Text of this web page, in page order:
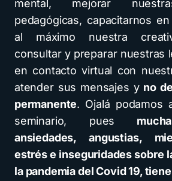
mental, mejorar
pedagógicas, capacitarnos
al máximo nuestra
consultar y preparar nuestras
en contacto virtual con
atender sus mensajes y no
permanente. Ojalá podamos
seminario, pues
ansiedades, angustias,
estrés e inseguridades sobre
la pandemia del Covid 19,